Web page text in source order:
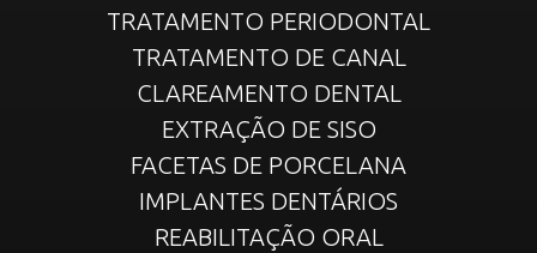
TRATAMENTO PERIODONTAL
TRATAMENTO DE CANAL
CLAREAMENTO DENTAL
EXTRAÇÃO DE SISO
FACETAS DE PORCELANA
IMPLANTES DENTÁRIOS
REABILITAÇÃO ORAL